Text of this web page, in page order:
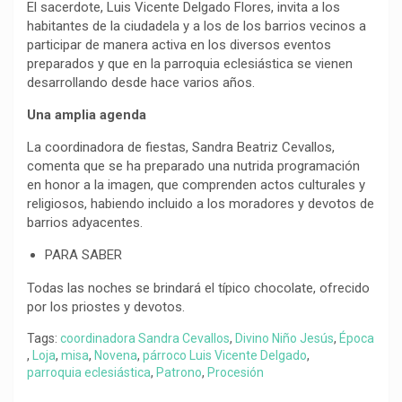
El sacerdote, Luis Vicente Delgado Flores, invita a los
habitantes de la ciudadela y a los de los barrios vecinos a
participar de manera activa en los diversos eventos
preparados y que en la parroquia eclesiástica se vienen
desarrollando desde hace varios años.
Una amplia agenda
La coordinadora de fiestas, Sandra Beatriz Cevallos,
comenta que se ha preparado una nutrida programación
en honor a la imagen, que comprenden actos culturales y
religiosos, habiendo incluido a los moradores y devotos de
barrios adyacentes.
PARA SABER
Todas las noches se brindará el típico chocolate, ofrecido
por los priostes y devotos.
Tags: coordinadora Sandra Cevallos, Divino Niño Jesús, Época
, Loja, misa, Novena, párroco Luis Vicente Delgado,
parroquia eclesiástica, Patrono, Procesión